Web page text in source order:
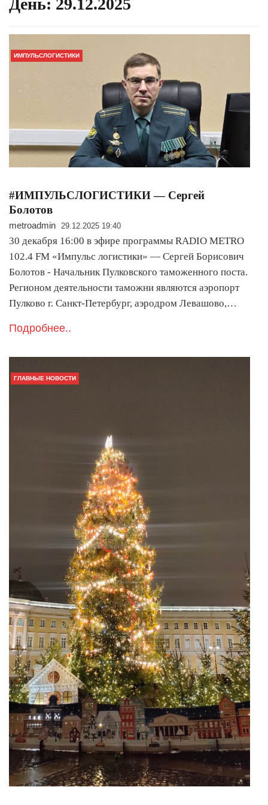
День: 29.12.2025
ИМПУЛЬСЛОГИСТИКИ
#ИМПУЛЬСЛОГИСТИКИ — Сергей
Болотов
metroadmin 29.12.2025 19:40
30 декабря 16:00 в эфире программы RADIO METRO
102.4 FM «Импульс логистики» — Сергей Борисович
Болотов - Начальник Пулковского таможенного поста.
Регионом деятельности таможни являются аэропорт
Пулково г. Санкт-Петербург, аэродром Левашово,…
Подробнее..
ГЛАВНЫЕ НОВОСТИ